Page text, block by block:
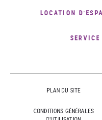
LOCATION
SERVICE
PLAN DU SITE
CONDITIONS GÉNÉRALES